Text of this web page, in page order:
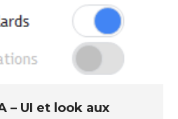
– UI et look aux